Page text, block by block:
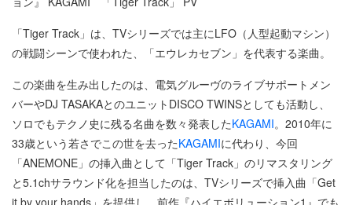
「Tiger Track」は、TVシリーズでは主にLFO（人型起動マシン）
の戦闘シーンで使われた、「エウレカセブン」を代表する楽曲。
この楽曲を生み出したのは、電気グルーヴのライブサポートメン
バーやDJ TASAKAとのユニットDISCO TWINSとしても活動し、
ソロでもテクノ史に残る名曲を数々発表したKAGAMI。2010年に
33歳という若さでこの世を去ったKAGAMIに代わり、今回
「ANEMONE」の挿入曲として「Tiger Track」のリマスタリング
と5.1chサラウンド化を担当したのは、TVシリーズで挿入曲「Get